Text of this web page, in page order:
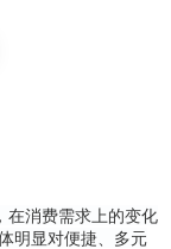
消费需求上的变化
明显对便捷、多元